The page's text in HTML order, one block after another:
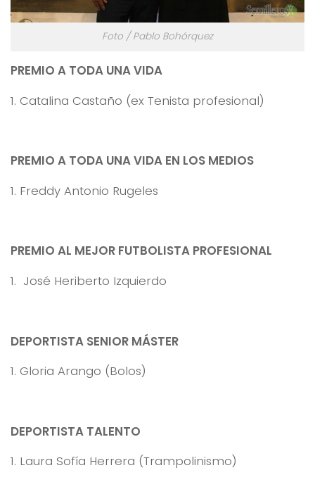
Foto / Pablo Bohórquez
PREMIO A TODA UNA VIDA
1. Catalina Castaño (ex Tenista profesional)
PREMIO A TODA UNA VIDA EN LOS MEDIOS
1. Freddy Antonio Rugeles
PREMIO AL MEJOR FUTBOLISTA PROFESIONAL
1. José Heriberto Izquierdo
DEPORTISTA SENIOR MÁSTER
1. Gloria Arango (Bolos)
DEPORTISTA TALENTO
1. Laura Sofía Herrera (Trampolinismo)